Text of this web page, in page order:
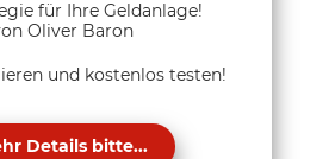
für Ihre Geldanlage!
Oliver Baron
und kostenlos testen!
Details bitte...